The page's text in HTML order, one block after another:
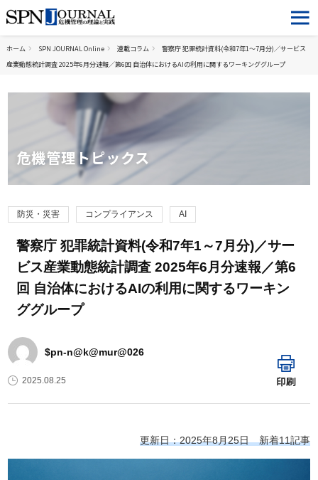
ホーム SPN JOURNAL Online 連載コラム
警察庁 犯罪統計資料(令和7年1～7月分)／サービス
産業動態統計調査 2025年6月分速報／第6回 自治体におけるAIの利用に関するワーキンググループ
危機管理トピックス
防災・災害 コンプライアンス AI
警察庁 犯罪統計資料(令和7年1～7月分)／サー
ビス産業動態統計調査 2025年6月分速報／第6
回 自治体におけるAIの利用に関するワーキン
ググループ
$pn-n@k@mur@026
2025.08.25 印刷
更新日：2025年8月25日 新着11記事